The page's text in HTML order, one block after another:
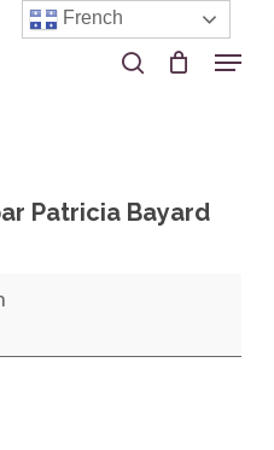
search Menu
Patricia Bayard
Close
French